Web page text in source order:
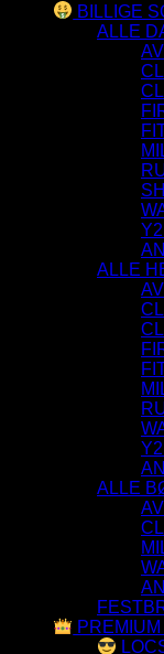
BILLIGE
ALLE
ALLE
ALLE